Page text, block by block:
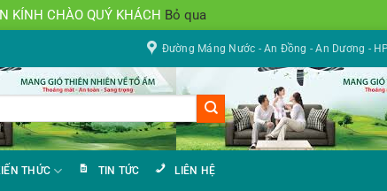
KÍNH CHÀO QUÝ KHÁCH Bỏ qua
Đường Máng Nước - An Đồng - An Dương - HP
THỨC TIN TỨC LIÊN HỆ